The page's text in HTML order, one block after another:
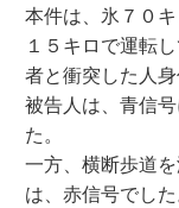
本件は、氷７０
１５キロで運転
者と衝突した人身
被告人は、青信
た。
一方、横断歩道
は、赤信号でした